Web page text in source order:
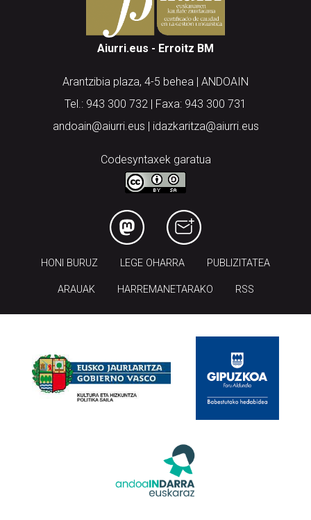
Aiurri.eus - Erroitz BM
Arantzibia plaza, 4-5 behea | ANDOAIN
Tel.: 943 300 732 | Faxa: 943 300 731
andoain@aiurri.eus | idazkaritza@aiurri.eus
Codesyntaxek garatua
HONI BURUZ LEGE OHARRA PUBLIZITATEA
ARAUAK HARREMANETARAKO RSS